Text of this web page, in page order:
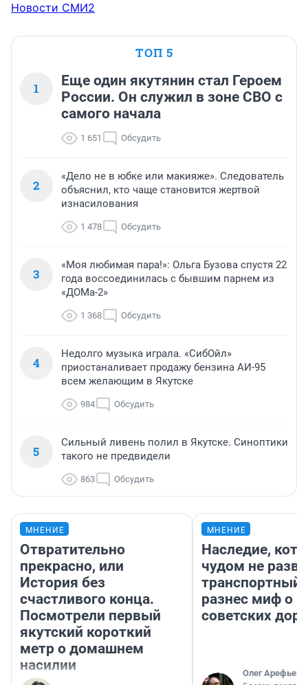
Новости СМИ2
ТОП 5
1
Еще один якутянин стал Героем
России. Он служил в зоне СВО с
самого начала
1 651 Обсудить
2
«Дело не в юбке или макияже». Следователь
объяснил, кто чаще становится жертвой
изнасилования
1 478 Обсудить
3
«Моя любимая пара!»: Ольга Бузова спустя 22
года воссоединилась с бывшим парнем из
«ДОМа-2»
1 368 Обсудить
4
Недолго музыка играла. «СибОйл»
приостаналивает продажу бензина АИ-95
всем желающим в Якутске
984 Обсудить
5
Сильный ливень полил в Якутске. Синоптики
такого не предвидели
863 Обсудить
МНЕНИЕ
Отвратительно
прекрасно, или
История без
счастливого конца.
Посмотрели первый
якутский короткий
метр о домашнем
насилии
МНЕНИЕ
Наследие,
чудом не
транспортный
разнес миф о
советских
Олег Арефьев